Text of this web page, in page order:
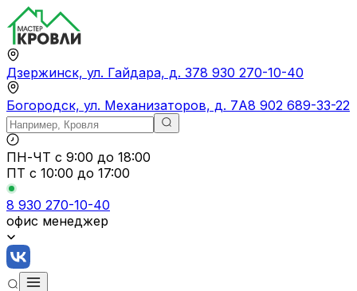
Дзержинск, ул. Гайдара, д. 378 930 270-10-40
Богородск, ул. Механизаторов, д. 7А8 902 689-33-22
ПН-ЧТ с 9:00 до 18:00
ПТ с 10:00 до 17:00
8 930 270-10-40
офис менеджер